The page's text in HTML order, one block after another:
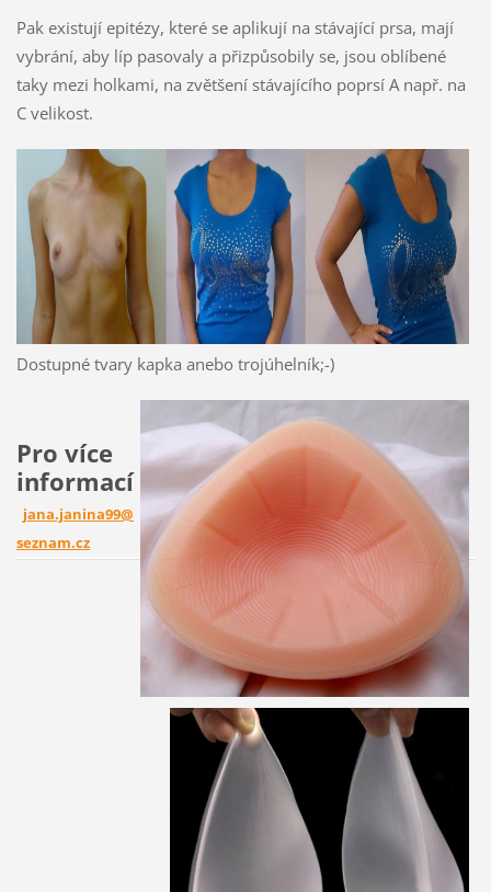
Pak existují epitézy, které se aplikují na stávající prsa, mají
vybrání, aby líp pasovaly a přizpůsobily se, jsou oblíbené
taky mezi holkami, na zvětšení stávajícího poprsí A např. na
C velikost.
Dostupné tvary kapka anebo trojúhelník;-)
Pro více
informací
jana.janina99@
seznam.cz